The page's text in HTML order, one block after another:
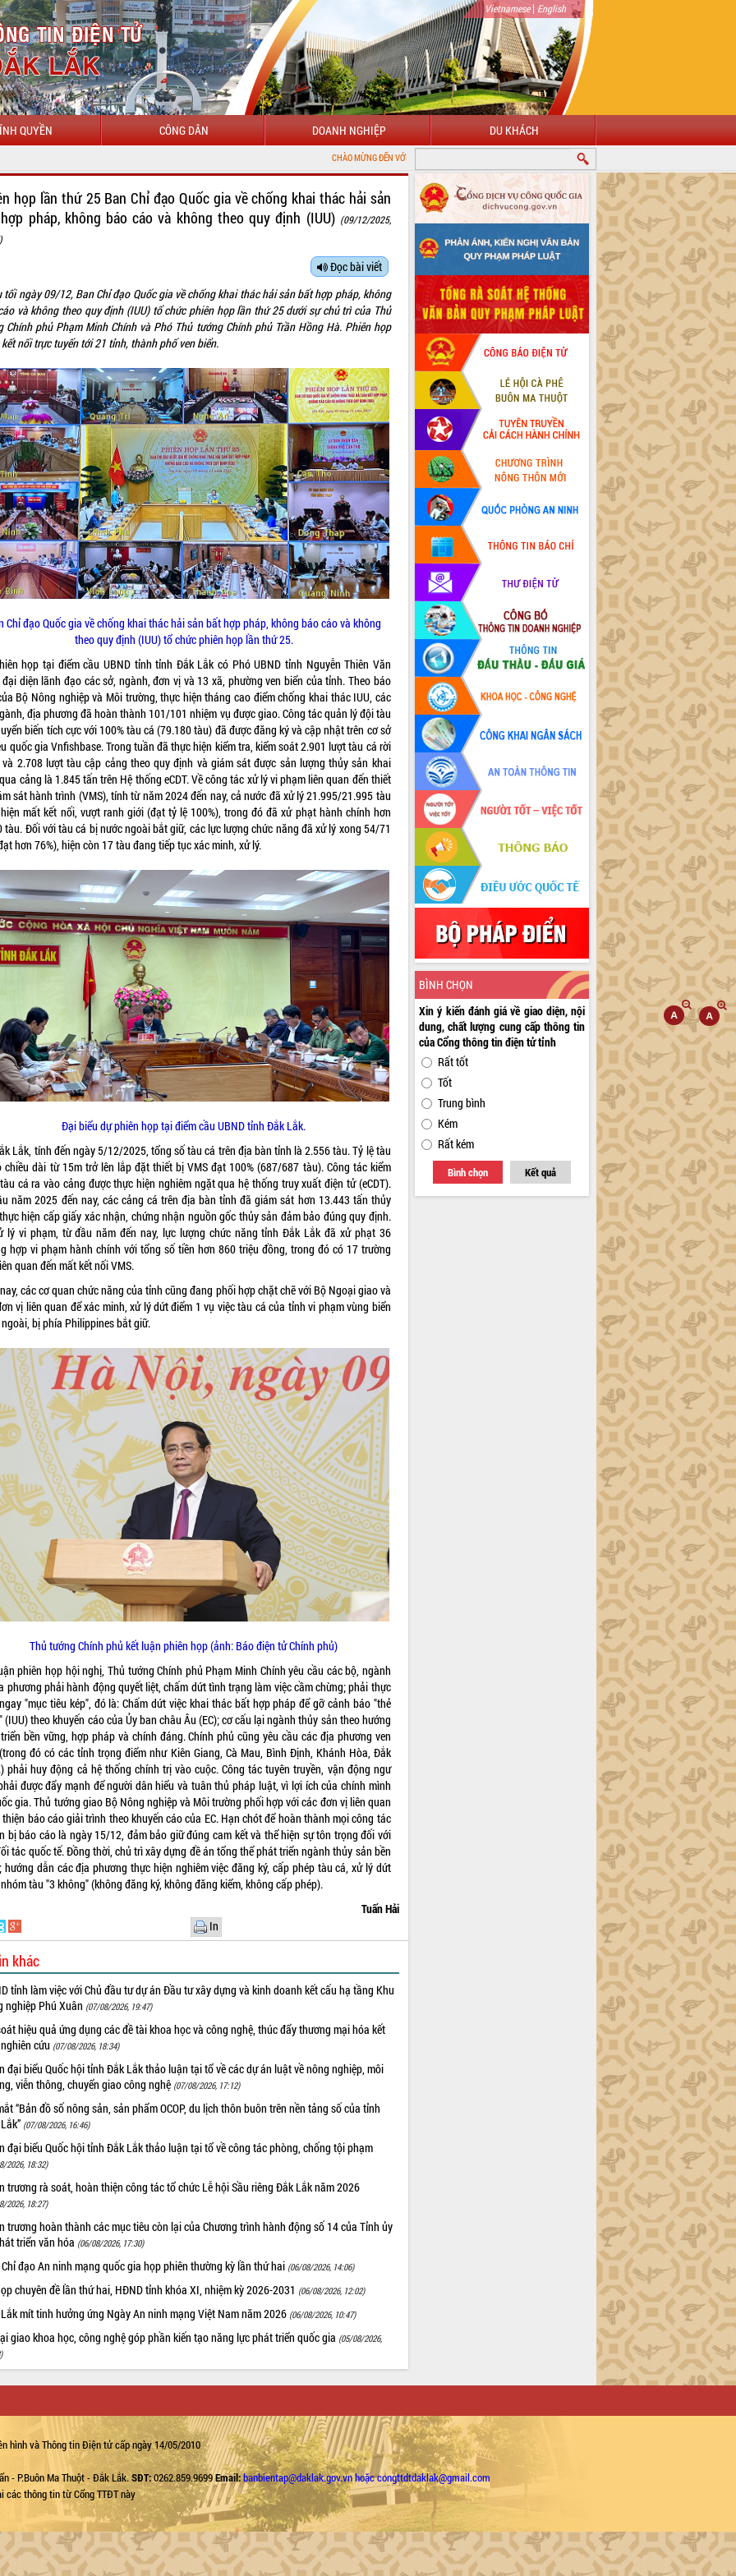
Vietnamese| English
QUYỀN CÔNG DÂN DOANH NGHIỆP DU KHÁCH
CHÀO MỪNG ĐẾN VỚI CỔNG THÔNG TIN ĐIỆN TỬ TỈNH ĐẮK LẮK
họp lần thứ 25 Ban Chỉ đạo Quốc gia về chống khai thác hải sản
pháp, không báo cáo và không theo quy định (IUU) (09/12/2025,
Đọc bài viết
tối ngày 09/12, Ban Chỉ đạo Quốc gia về chống khai thác hải sản bất hợp pháp, không
và không theo quy định (IUU) tổ chức phiên họp lần thứ 25 dưới sự chủ trì của Thủ
Chính phủ Phạm Minh Chính và Phó Thủ tướng Chính phủ Trần Hồng Hà. Phiên họp
nối trực tuyến tới 21 tỉnh, thành phố ven biển.
Chỉ đạo Quốc gia về chống khai thác hải sản bất hợp pháp, không báo cáo và không
theo quy định (IUU) tổ chức phiên họp lần thứ 25.
họp tại điểm cầu UBND tỉnh tỉnh Đắk Lắk có Phó UBND tỉnh Nguyễn Thiên Văn
diện lãnh đạo các sở, ngành, đơn vị và 13 xã, phường ven biển của tỉnh. Theo báo
Bộ Nông nghiệp và Môi trường, thực hiện tháng cao điểm chống khai thác IUU, các
địa phương đã hoàn thành 101/101 nhiệm vụ được giao. Công tác quản lý đội tàu
biến tích cực với 100% tàu cá (79.180 tàu) đã được đăng ký và cập nhật trên cơ sở
quốc gia Vnfishbase. Trong tuần đã thực hiện kiểm tra, kiểm soát 2.901 lượt tàu cá rời
và 2.708 lượt tàu cập cảng theo quy định và giám sát được sản lượng thủy sản khai
cảng là 1.845 tấn trên Hệ thống eCDT. Về công tác xử lý vi phạm liên quan đến thiết
sát hành trình (VMS), tính từ năm 2024 đến nay, cả nước đã xử lý 21.995/21.995 tàu
mất kết nối, vượt ranh giới (đạt tỷ lệ 100%), trong đó đã xử phạt hành chính hơn
tàu. Đối với tàu cá bị nước ngoài bắt giữ, các lực lượng chức năng đã xử lý xong 54/71
hơn 76%), hiện còn 17 tàu đang tiếp tục xác minh, xử lý.
Đại biểu dự phiên họp tại điểm cầu UBND tỉnh Đắk Lắk.
Lắk, tính đến ngày 5/12/2025, tổng số tàu cá trên địa bàn tỉnh là 2.556 tàu. Tỷ lệ tàu
chiều dài từ 15m trở lên lắp đặt thiết bị VMS đạt 100% (687/687 tàu). Công tác kiểm
cá ra vào cảng được thực hiện nghiêm ngặt qua hệ thống truy xuất điện tử (eCDT).
năm 2025 đến nay, các cảng cá trên địa bàn tỉnh đã giám sát hơn 13.443 tấn thủy
hiện cấp giấy xác nhận, chứng nhận nguồn gốc thủy sản đảm bảo đúng quy định.
lý vi phạm, từ đầu năm đến nay, lực lượng chức năng tỉnh Đắk Lắk đã xử phạt 36
hợp vi phạm hành chính với tổng số tiền hơn 860 triệu đồng, trong đó có 17 trường
quan đến mất kết nối VMS.
các cơ quan chức năng của tỉnh cũng đang phối hợp chặt chẽ với Bộ Ngoại giao và
vị liên quan để xác minh, xử lý dứt điểm 1 vụ việc tàu cá của tỉnh vi phạm vùng biển
bị phía Philippines bắt giữ.
Thủ tướng Chính phủ kết luận phiên họp (ảnh: Báo điện tử Chính phủ)
phiên họp hội nghị, Thủ tướng Chính phủ Phạm Minh Chính yêu cầu các bộ, ngành
phương phải hành động quyết liệt, chấm dứt tình trạng làm việc cầm chừng; phải thực
"mục tiêu kép", đó là: Chấm dứt việc khai thác bất hợp pháp để gỡ cảnh báo "thẻ
(IUU) theo khuyến cáo của Ủy ban châu Âu (EC); cơ cấu lại ngành thủy sản theo hướng
bền vững, hợp pháp và chính đáng. Chính phủ cũng yêu cầu các địa phương ven
đó có các tỉnh trọng điểm như Kiên Giang, Cà Mau, Bình Định, Khánh Hòa, Đắk
phải huy động cả hệ thống chính trị vào cuộc. Công tác tuyên truyền, vận động ngư
được đẩy mạnh để người dân hiểu và tuân thủ pháp luật, vì lợi ích của chính mình
gia. Thủ tướng giao Bộ Nông nghiệp và Môi trường phối hợp với các đơn vị liên quan
báo cáo giải trình theo khuyến cáo của EC. Hạn chót để hoàn thành mọi công tác
bị báo cáo là ngày 15/12, đảm bảo giữ đúng cam kết và thể hiện sự tôn trọng đối với
tác quốc tế. Đồng thời, chủ trì xây dựng đề án tổng thể phát triển ngành thủy sản bền
hướng dẫn các địa phương thực hiện nghiêm việc đăng ký, cấp phép tàu cá, xử lý dứt
tàu "3 không" (không đăng ký, không đăng kiểm, không cấp phép).
Tuấn Hải
In
khác
tỉnh làm việc với Chủ đầu tư dự án Đầu tư xây dựng và kinh doanh kết cấu hạ tầng Khu
nghiệp Phú Xuân (07/08/2026, 19:47)
hiệu quả ứng dụng các đề tài khoa học và công nghệ, thúc đẩy thương mại hóa kết
cứu (07/08/2026, 18:34)
đại biểu Quốc hội tỉnh Đắk Lắk thảo luận tại tổ về các dự án luật về nông nghiệp, môi
viễn thông, chuyển giao công nghệ (07/08/2026, 17:12)
“Bản đồ số nông sản, sản phẩm OCOP, du lịch thôn buôn trên nền tảng số của tỉnh
(07/08/2026, 16:46)
đại biểu Quốc hội tỉnh Đắk Lắk thảo luận tại tổ về công tác phòng, chống tội phạm
2026, 18:32)
trương rà soát, hoàn thiện công tác tổ chức Lễ hội Sầu riêng Đắk Lắk năm 2026
2026, 18:27)
trương hoàn thành các mục tiêu còn lại của Chương trình hành động số 14 của Tỉnh ủy
triển văn hóa (06/08/2026, 17:30)
đạo An ninh mạng quốc gia họp phiên thường kỳ lần thứ hai (06/08/2026, 14:06)
chuyên đề lần thứ hai, HĐND tỉnh khóa XI, nhiệm kỳ 2026-2031 (06/08/2026, 12:02)
mít tinh hưởng ứng Ngày An ninh mạng Việt Nam năm 2026 (06/08/2026, 10:47)
giao khoa học, công nghệ góp phần kiến tạo năng lực phát triển quốc gia (05/08/2026,
BÌNH CHỌN
Xin ý kiến đánh giá về giao diện, nội
dung, chất lượng cung cấp thông tin
của Cổng thông tin điện tử tỉnh
Rất tốt
Tốt
Trung bình
Kém
Rất kém
Bình chọn Kết quả
hình và Thông tin Điện tử cấp ngày 14/05/2010
- P.Buôn Ma Thuột - Đắk Lắk.SĐT:0262.859.9699Email:banbientap@daklak.gov.vn hoặc congttdtdaklak@gmail.com
các thông tin từ Cổng TTĐT này